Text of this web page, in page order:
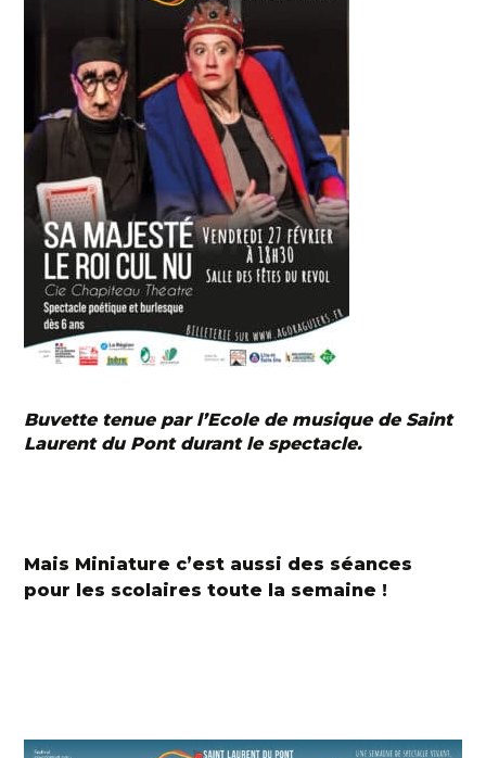
Buvette tenue par l’Ecole de musique de Saint
Laurent du Pont durant le spectacle.
Mais Miniature c’est aussi des séances
pour les scolaires toute la semaine !